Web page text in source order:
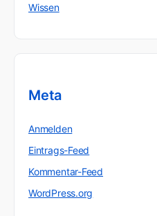
Wissen
Meta
Anmelden
Eintrags-Feed
Kommentar-Feed
WordPress.org